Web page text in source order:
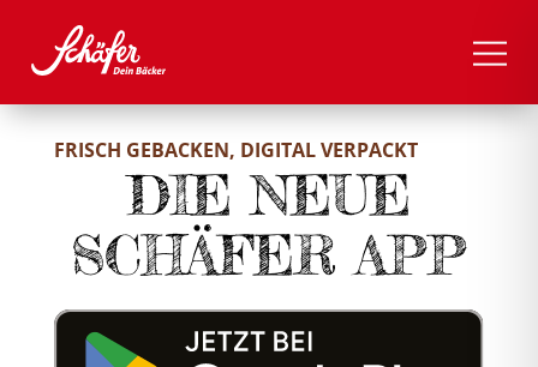
FRISCH GEBACKEN, DIGITAL VERPACKT
DIE NEUE
SCHÄFER APP